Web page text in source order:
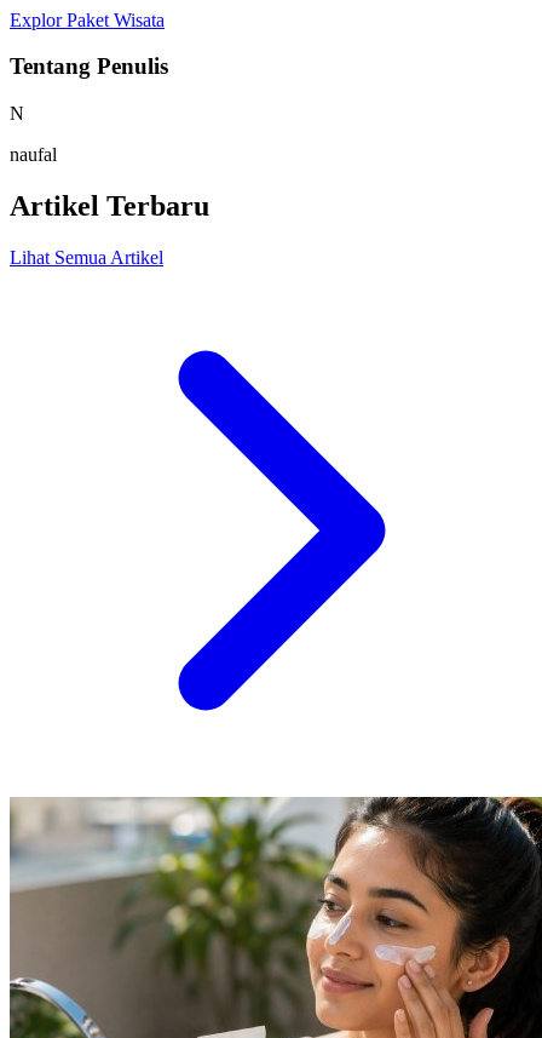
Explor Paket Wisata
Tentang Penulis
N
naufal
Artikel Terbaru
Lihat Semua Artikel